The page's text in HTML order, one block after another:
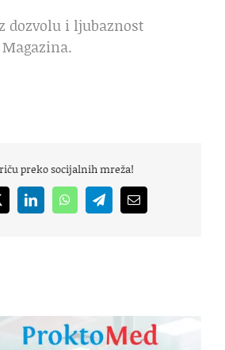
dozvolu i ljubaznost
preko socijalnih mreža!
LinkedInWhatsAppTelegramEmail